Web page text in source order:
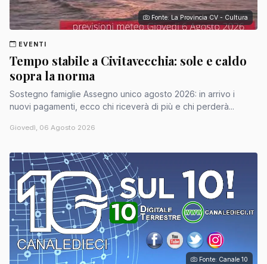
Fonte: La Provincia CV - Cultura
EVENTI
Tempo stabile a Civitavecchia: sole e caldo
sopra la norma
Sostegno famiglie Assegno unico agosto 2026: in arrivo i
nuovi pagamenti, ecco chi riceverà di più e chi perderà...
Giovedì, 06 Agosto 2026
Fonte: Canale 10